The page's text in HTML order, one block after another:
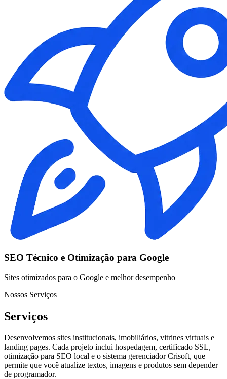
SEO Técnico e Otimização para Google
Sites otimizados para o Google e melhor desempenho
Nossos Serviços
Serviços
Desenvolvemos sites institucionais, imobiliários, vitrines virtuais e
landing pages. Cada projeto inclui hospedagem, certificado SSL,
otimização para SEO local e o sistema gerenciador Crisoft, que
permite que você atualize textos, imagens e produtos sem depender
de programador.